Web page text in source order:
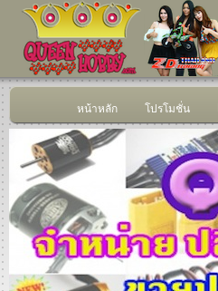
หน้าหลัก โปรโมชั่น